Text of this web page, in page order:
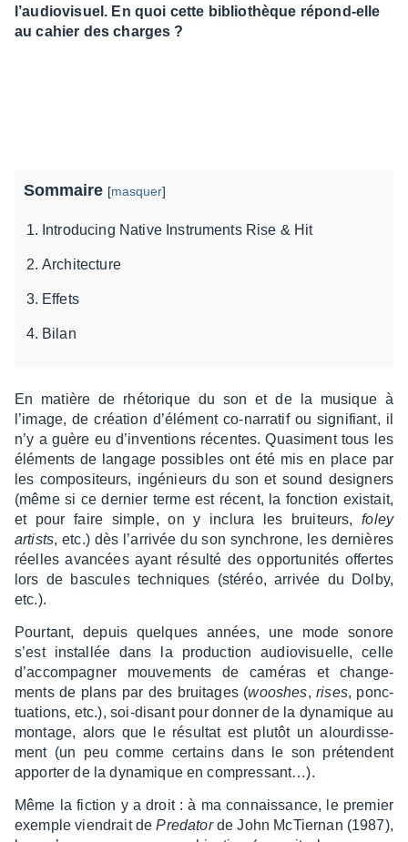
l’audiovisuel. En quoi cette bibliothèque répond-elle
au cahier des charges ?
Sommaire [masquer]
Introducing Native Instruments Rise & Hit
Architecture
Effets
Bilan
En matière de rhéto­rique du son et de la musique à
l’image, de créa­tion d’élé­ment co-narra­tif ou signi­fiant, il
n’y a guère eu d’in­ven­tions récentes. Quasi­ment tous les
éléments de langage possibles ont été mis en place par
les compo­si­teurs, ingé­nieurs du son et sound desi­gners
(même si ce dernier terme est récent, la fonc­tion exis­tait,
et pour faire simple, on y inclura les brui­teurs,foley
artists, etc.) dès l’ar­ri­vée du son synchrone, les dernières
réelles avan­cées ayant résulté des oppor­tu­ni­tés offertes
lors de bascules tech­niques (stéréo, arri­vée du Dolby,
etc.).
Pour­tant, depuis quelques années, une mode sonore
s’est instal­lée dans la produc­tion audio­vi­suelle, celle
d’ac­com­pa­gner mouve­ments de camé­ras et chan­ge­
ments de plans par des brui­tages (wooshes,rises, ponc­
tua­tions, etc.), soi-disant pour donner de la dyna­mique au
montage, alors que le résul­tat est plutôt un alour­dis­se­
ment (un peu comme certains dans le son prétendent
appor­ter de la dyna­mique en compres­sant…).
Même la fiction y a droit : à ma connais­sance, le premier
exemple vien­drait dePreda­torde John McTier­nan (1987),